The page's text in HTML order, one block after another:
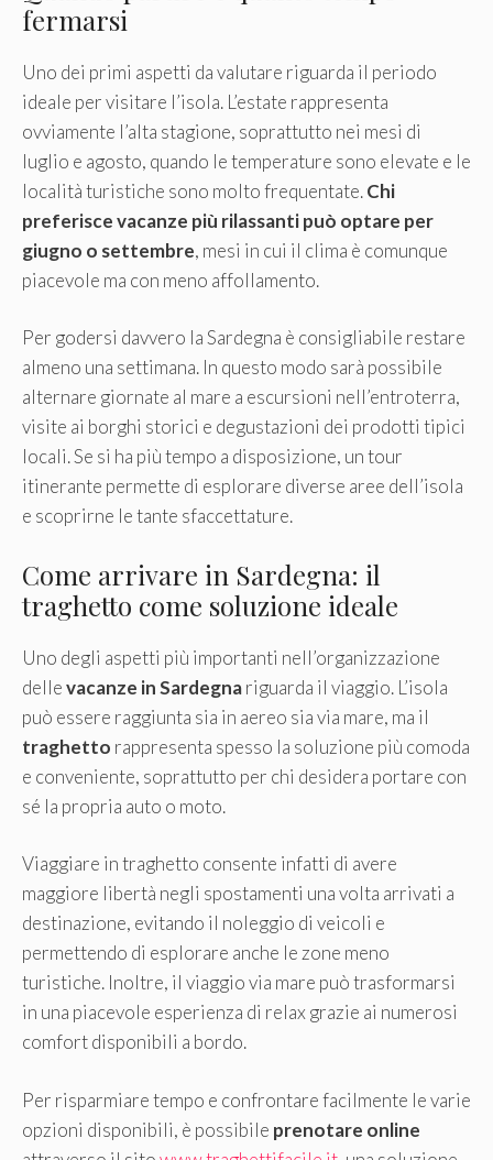
fermarsi
Uno dei primi aspetti da valutare riguarda il periodo
ideale per visitare l’isola. L’estate rappresenta
ovviamente l’alta stagione, soprattutto nei mesi di
luglio e agosto, quando le temperature sono elevate e le
località turistiche sono molto frequentate.Chi
preferisce vacanze più rilassanti può optare per
giugno o settembre, mesi in cui il clima è comunque
piacevole ma con meno affollamento.
Per godersi davvero la Sardegna è consigliabile restare
almeno una settimana. In questo modo sarà possibile
alternare giornate al mare a escursioni nell’entroterra,
visite ai borghi storici e degustazioni dei prodotti tipici
locali. Se si ha più tempo a disposizione, un tour
itinerante permette di esplorare diverse aree dell’isola
e scoprirne le tante sfaccettature.
Come arrivare in Sardegna: il
traghetto come soluzione ideale
Uno degli aspetti più importanti nell’organizzazione
dellevacanze in Sardegnariguarda il viaggio. L’isola
può essere raggiunta sia in aereo sia via mare, ma il
traghetto rappresenta spesso la soluzione più comoda
e conveniente, soprattutto per chi desidera portare con
sé la propria auto o moto.
Viaggiare in traghetto consente infatti di avere
maggiore libertà negli spostamenti una volta arrivati a
destinazione, evitando il noleggio di veicoli e
permettendo di esplorare anche le zone meno
turistiche. Inoltre, il viaggio via mare può trasformarsi
in una piacevole esperienza di relax grazie ai numerosi
comfort disponibili a bordo.
Per risparmiare tempo e confrontare facilmente le varie
opzioni disponibili, è possibile prenotare online